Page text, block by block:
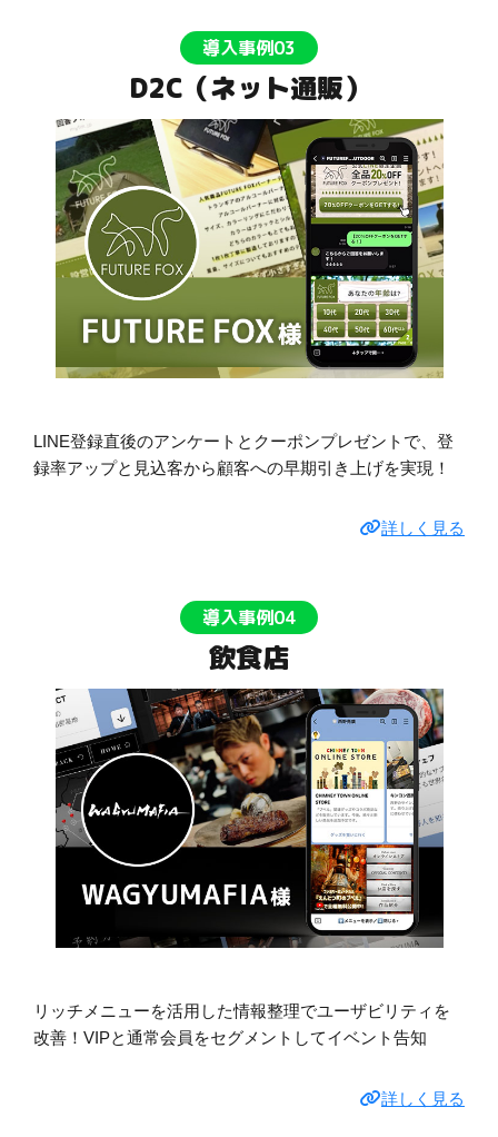
導入事例03
D2C（ネット通販）
LINE登録直後のアンケートとクーポンプレゼントで、登
録率アップと見込客から顧客への早期引き上げを実現！
詳しく見る
導入事例04
飲食店
リッチメニューを活用した情報整理でユーザビリティを
改善！VIPと通常会員をセグメントしてイベント告知
詳しく見る